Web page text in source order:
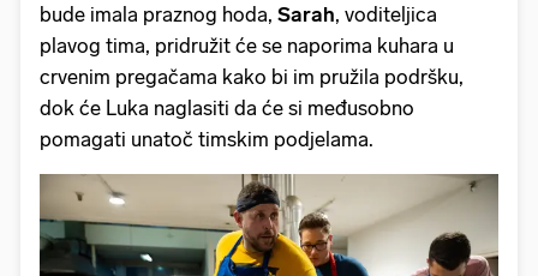
bude imala praznog hoda, Sarah, voditeljica
plavog tima, pridružit će se naporima kuhara u
crvenim pregačama kako bi im pružila podršku,
dok će Luka naglasiti da će si međusobno
pomagati unatoč timskim podjelama.